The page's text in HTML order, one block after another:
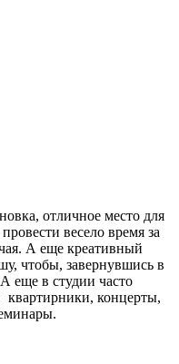
отличное место для
весело время за
А еще креативный
чтобы, завернувшись в
еще в студии часто
квартирники, концерты,